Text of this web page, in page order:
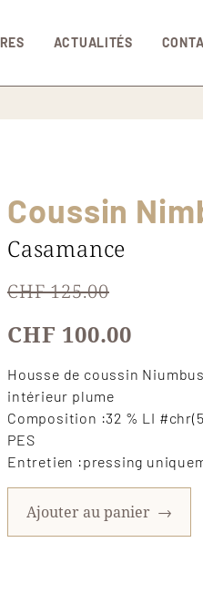
ACTUALITÉS
Coussin
Casamance
CHF 125.00
CHF 100.00
Housse de coussin
intérieur plume
Composition :32 % LI
PES
Entretien :pressing
Ajouter au panier →